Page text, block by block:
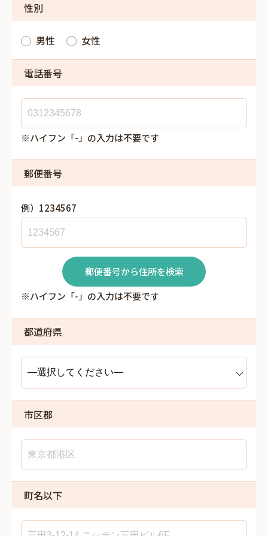
性別
男性 女性
電話番号
※ハイフン「-」の入力は不要です
郵便番号
例）1234567
郵便番号から住所を検索
※ハイフン「-」の入力は不要です
都道府県
市区郡
町名以下